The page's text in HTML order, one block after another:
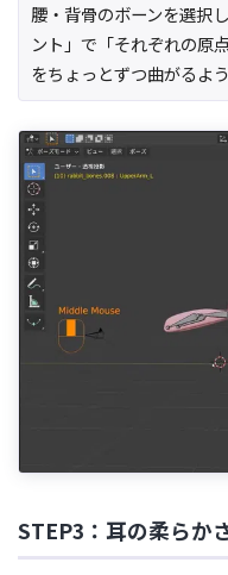
腰・背骨のボーンを選択
ント」で「それぞれの原
をちょっとずつ曲がるよ
STEP3：耳の柔らか